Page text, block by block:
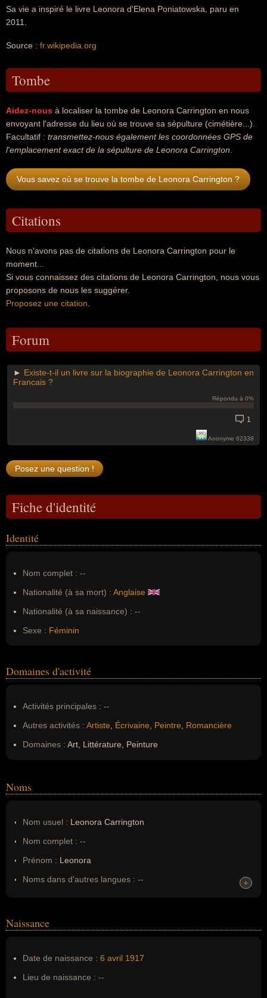
Sa vie a inspiré le livre Leonora d'Elena Poniatowska, paru en
2011.
Source : fr.wikipedia.org
Tombe
Aidez-nous à localiser la tombe de Leonora Carrington en nous
envoyant l'adresse du lieu où se trouve sa sépulture (cimétière...).
Facultatif : transmettez-nous également les coordonnées GPS de
l'emplacement exact de la sépulture de Leonora Carrington
Vous savez où se trouve la tombe de Leonora Carrington ?
Citations
Nous n'avons pas de citations de Leonora Carrington pour le
moment...
Si vous connaissez des citations de Leonora Carrington, nous vous
proposons de nous les suggérer.
Proposez une citation
Forum
► Existe-t-il un livre sur la biographie de Leonora Carrington en
Francais ?
Répondu à 0%
1
Anonyme 62338
Fiche d'identité
Identité
Nom complet : --
Nationalité (à sa mort) : Anglaise
Nationalité (à sa naissance) : --
Sexe : Féminin
Domaines d'activité
Activités principales : --
Autres activités : Artiste Écrivaine Peintre
Romancière
Domaines : Art, Littérature, Peinture
Noms
Nom usuel : Leonora Carrington
Nom complet : --
Prénom : Leonora
Noms dans d'autres langues : --
Nom de famille :Carrington
+
+
Naissance
Date de naissance : 6 avril 1917
Lieu de naissance : --